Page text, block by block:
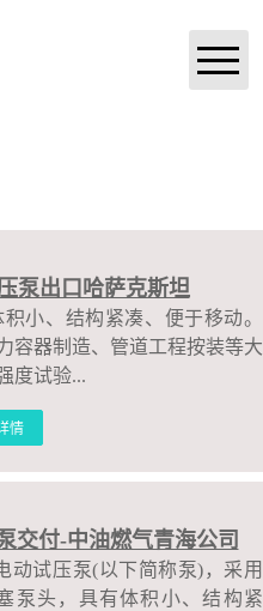
泵出口哈萨克斯坦
小、结构紧凑、便于移动。
容器制造、管道工程按装等大
度试验...
情
交付-中油燃气青海公司
动试压泵(以下简称泵)，采用
泵头，具有体积小、结构紧